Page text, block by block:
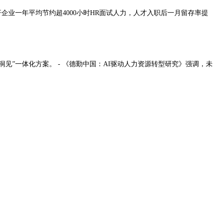
业一年平均节约超4000小时HR面试人力，人才入职后一月留存率提
”一体化方案。 - 《德勤中国：AI驱动人力资源转型研究》强调，未